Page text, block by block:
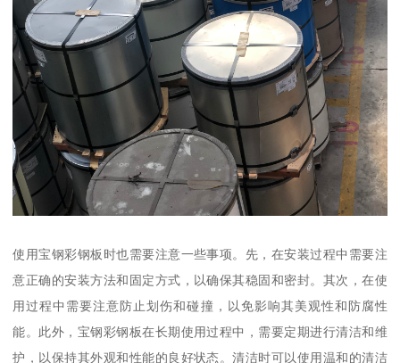
使用宝钢彩钢板时也需要注意一些事项。先，在安装过程中需要注
意正确的安装方法和固定方式，以确保其稳固和密封。其次，在使
用过程中需要注意防止划伤和碰撞，以免影响其美观性和防腐性
能。此外，宝钢彩钢板在长期使用过程中，需要定期进行清洁和维
护，以保持其外观和性能的良好状态。清洁时可以使用温和的清洁